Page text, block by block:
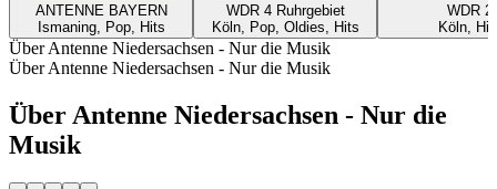
ANTENNE BAYERN
Ismaning, Pop, Hits
WDR 4 Ruhrgebiet
Köln, Pop, Oldies, Hits
WDR 2
Köln,
Über Antenne Niedersachsen - Nur die Musik
Über Antenne Niedersachsen - Nur die Musik
Über Antenne Niedersachsen - Nur die
Musik